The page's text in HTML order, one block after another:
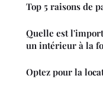
Top 5 raisons de
Quelle est
un intérieur à la
Optez pour la